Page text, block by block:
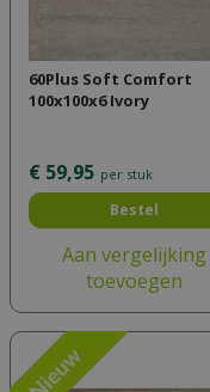
60Plus Soft Comfort
100x100x6 Ivory
€ 59,95 per stuk
Bestel
Aan vergelijking
toevoegen